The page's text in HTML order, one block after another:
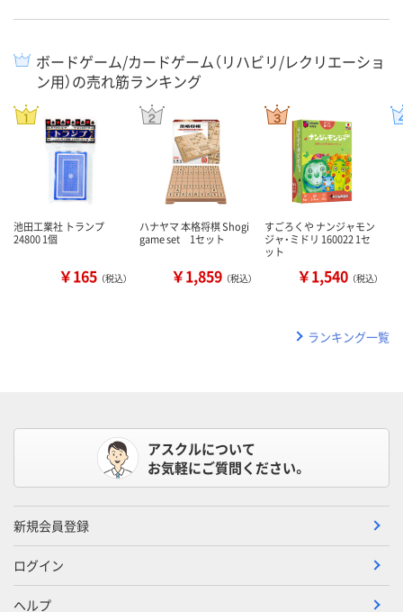
ボードゲーム/カードゲーム（リハビリ/レクリエーショ
ン用）の売れ筋ランキング
池田工業社 トランプ
24800 1個
￥165 （税込）
ハナヤマ 本格将棋 Shogi
game set 1セット
￥1,859 （税込）
すごろくや ナンジャモン
ジャ・ミドリ 160022 1セ
ット
￥1,540 （税込）
ランキング一覧
アスクルについて
お気軽にご質問ください。
新規会員登録
ログイン
ヘルプ